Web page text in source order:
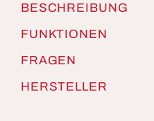
BESCHREIBUNG
FUNKTIONEN
FRAGEN
HERSTELLER